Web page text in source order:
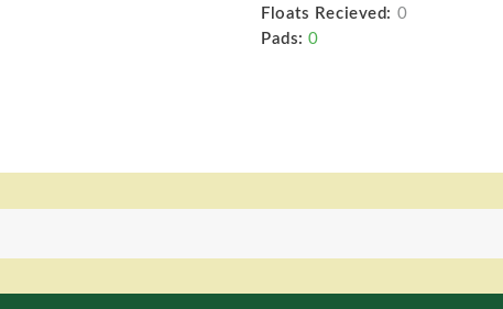
Floats Recieved: 0
Pads: 0